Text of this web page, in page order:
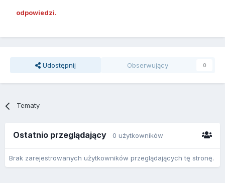
odpowiedzi.
Udostępnij Obserwujący 0
Tematy
Ostatnio przeglądający 0 użytkowników
Brak zarejestrowanych użytkowników przeglądających tę stronę.